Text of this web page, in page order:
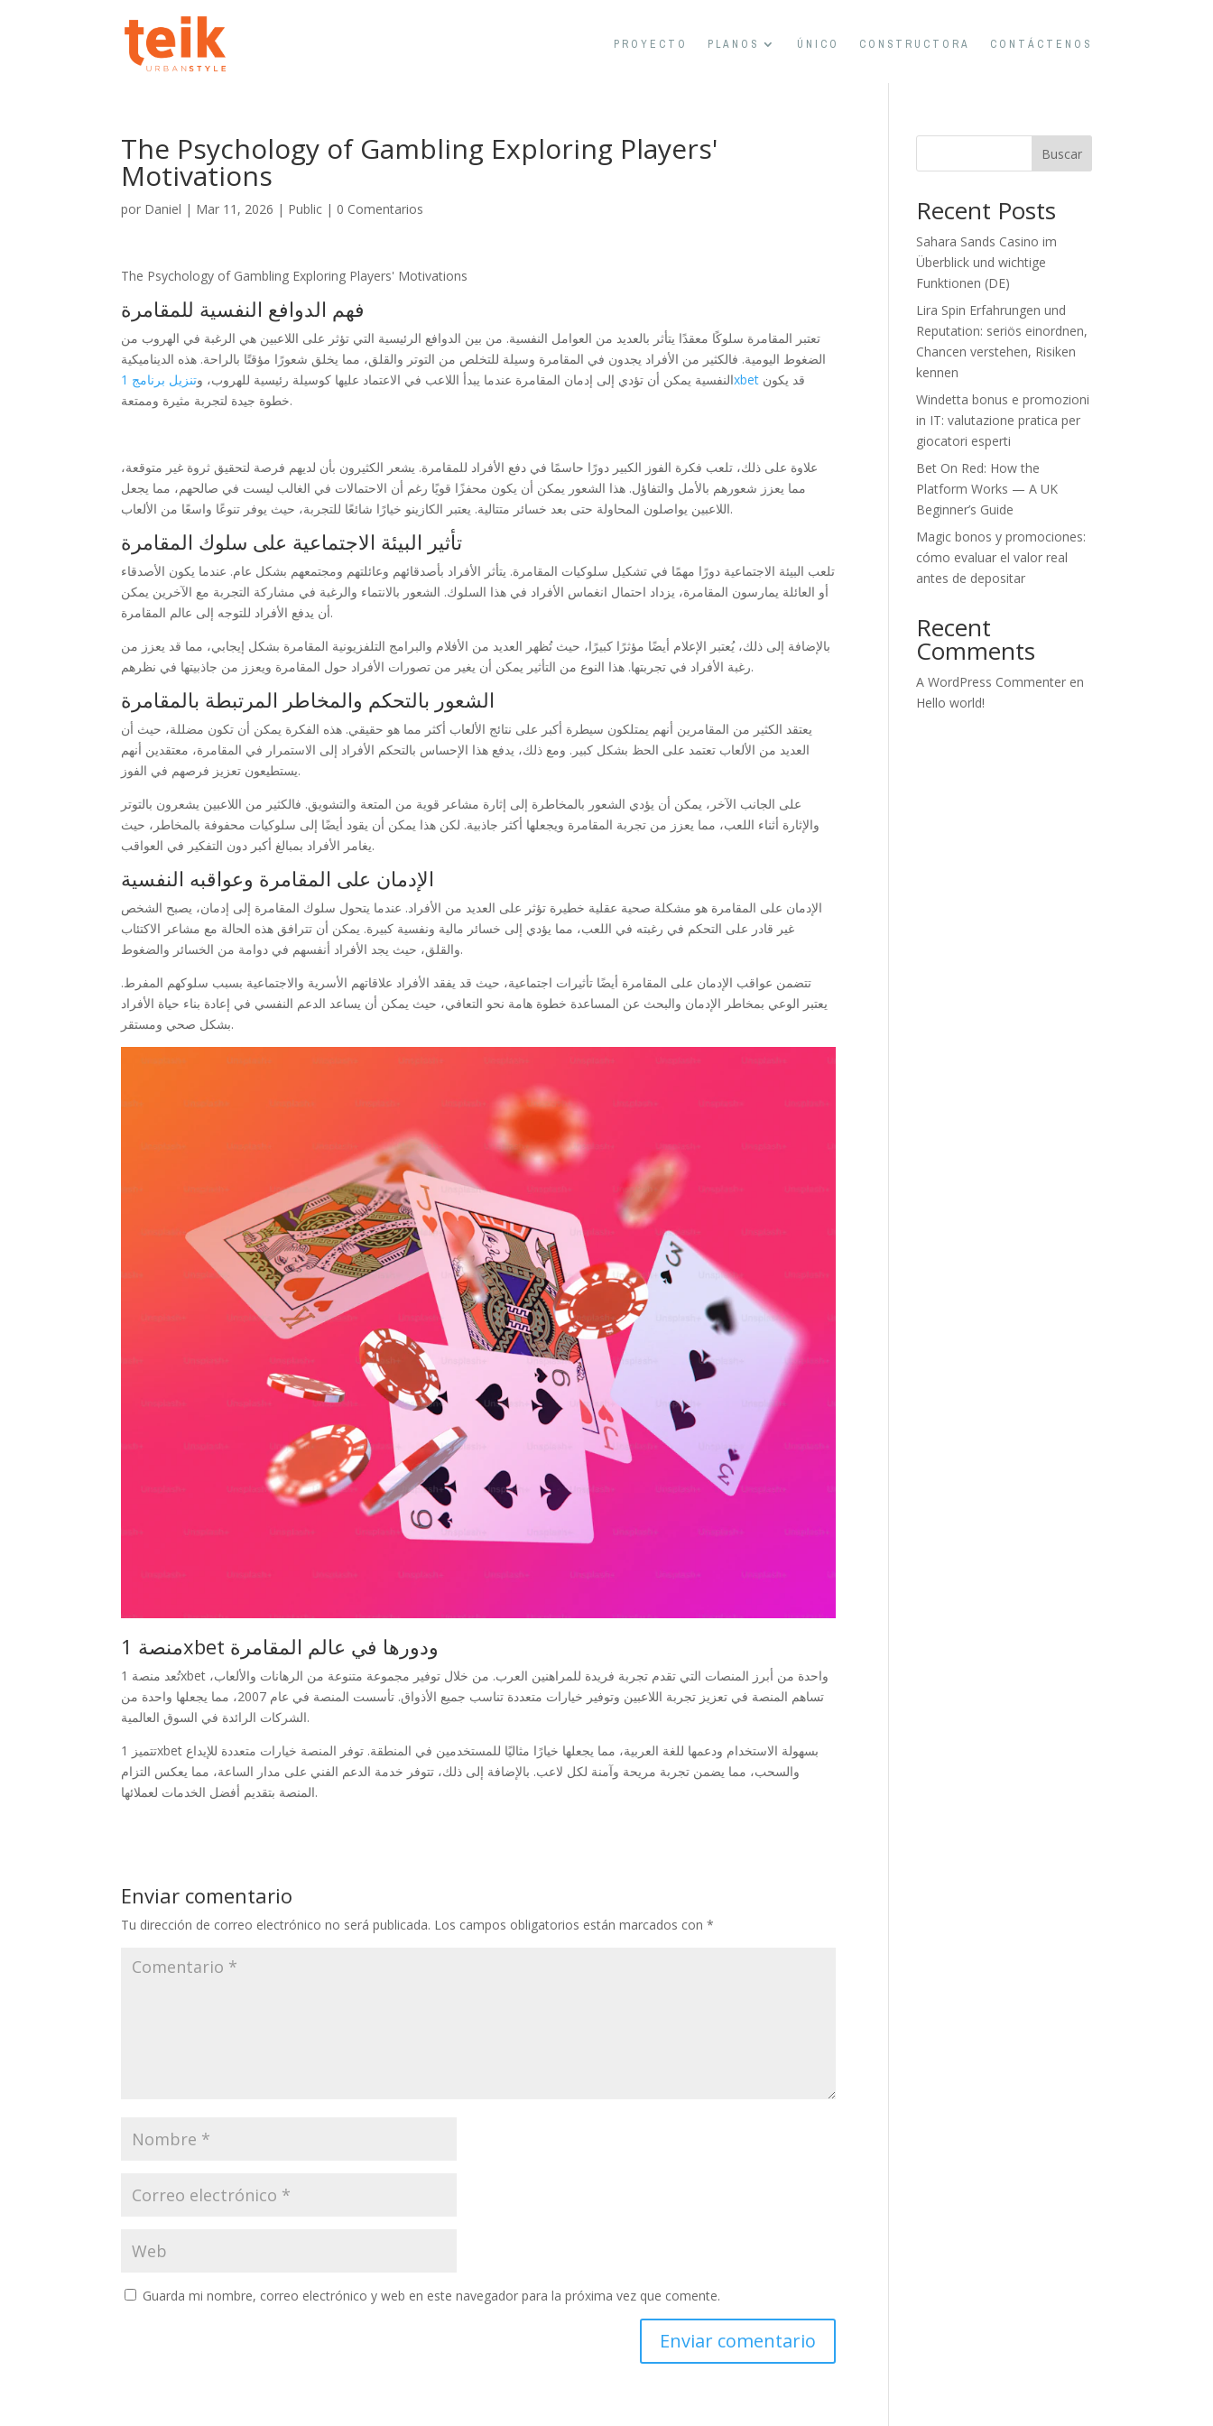
PROYECTO PLANOS ÚNICO CONSTRUCTORA CONTÁCTENOS
The Psychology of Gambling Exploring Players'
Motivations
por Daniel | Mar 11, 2026 | Public | 0 Comentarios
The Psychology of Gambling Exploring Players' Motivations
فهم الدوافع النفسية للمقامرة
تعتبر المقامرة سلوكًا معقدًا يتأثر بالعديد من العوامل النفسية. من بين الدوافع الرئيسية التي تؤثر على اللاعبين هي الرغبة في الهروب من
الضغوط اليومية. فالكثير من الأفراد يجدون في المقامرة وسيلة للتخلص من التوتر والقلق، مما يخلق شعورًا مؤقتًا بالراحة. هذه الديناميكية
النفسية يمكن أن تؤدي إلى إدمان المقامرة عندما يبدأ اللاعب في الاعتماد عليها كوسيلة رئيسية للهروب، وتنزيل برنامج 1xbet
خطوة جيدة لتجربة مثيرة وممتعة.
علاوة على ذلك، تلعب فكرة الفوز الكبير دورًا حاسمًا في دفع الأفراد للمقامرة. يشعر الكثيرون بأن لديهم فرصة لتحقيق ثروة غير متوقعة،
مما يعزز شعورهم بالأمل والتفاؤل. هذا الشعور يمكن أن يكون محفزًا قويًا رغم أن الاحتمالات في الغالب ليست في صالحهم، مما يجعل
اللاعبين يواصلون المحاولة حتى بعد خسائر متتالية. يعتبر الكازينو خيارًا شائعًا للتجربة، حيث يوفر تنوعًا واسعًا من الألعاب.
تأثير البيئة الاجتماعية على سلوك المقامرة
تلعب البيئة الاجتماعية دورًا مهمًا في تشكيل سلوكيات المقامرة. يتأثر الأفراد بأصدقائهم وعائلتهم ومجتمعهم بشكل عام. عندما يكون الأصدقاء
أو العائلة يمارسون المقامرة، يزداد احتمال انغماس الأفراد في هذا السلوك. الشعور بالانتماء والرغبة في مشاركة التجربة مع الآخرين يمكن
أن يدفع الأفراد للتوجه إلى عالم المقامرة.
بالإضافة إلى ذلك، يُعتبر الإعلام أيضًا مؤثرًا كبيرًا، حيث تُظهر العديد من الأفلام والبرامج التلفزيونية المقامرة بشكل إيجابي، مما قد يعزز من
رغبة الأفراد في تجربتها. هذا النوع من التأثير يمكن أن يغير من تصورات الأفراد حول المقامرة ويعزز من جاذبيتها في نظرهم.
الشعور بالتحكم والمخاطر المرتبطة بالمقامرة
يعتقد الكثير من المقامرين أنهم يمتلكون سيطرة أكبر على نتائج الألعاب أكثر مما هو حقيقي. هذه الفكرة يمكن أن تكون مضللة، حيث أن
العديد من الألعاب تعتمد على الحظ بشكل كبير. ومع ذلك، يدفع هذا الإحساس بالتحكم الأفراد إلى الاستمرار في المقامرة، معتقدين أنهم
يستطيعون تعزيز فرصهم في الفوز.
على الجانب الآخر، يمكن أن يؤدي الشعور بالمخاطرة إلى إثارة مشاعر قوية من المتعة والتشويق. فالكثير من اللاعبين يشعرون بالتوتر
والإثارة أثناء اللعب، مما يعزز من تجربة المقامرة ويجعلها أكثر جاذبية. لكن هذا يمكن أن يقود أيضًا إلى سلوكيات محفوفة بالمخاطر، حيث
يغامر الأفراد بمبالغ أكبر دون التفكير في العواقب.
الإدمان على المقامرة وعواقبه النفسية
الإدمان على المقامرة هو مشكلة صحية عقلية خطيرة تؤثر على العديد من الأفراد. عندما يتحول سلوك المقامرة إلى إدمان، يصبح الشخص
غير قادر على التحكم في رغبته في اللعب، مما يؤدي إلى خسائر مالية ونفسية كبيرة. يمكن أن تترافق هذه الحالة مع مشاعر الاكتئاب
والقلق، حيث يجد الأفراد أنفسهم في دوامة من الخسائر والضغوط.
تتضمن عواقب الإدمان على المقامرة أيضًا تأثيرات اجتماعية، حيث قد يفقد الأفراد علاقاتهم الأسرية والاجتماعية بسبب سلوكهم المفرط.
يعتبر الوعي بمخاطر الإدمان والبحث عن المساعدة خطوة هامة نحو التعافي، حيث يمكن أن يساعد الدعم النفسي في إعادة بناء حياة الأفراد
بشكل صحي ومستقر.
منصة 1xbet ودورها في عالم المقامرة
تُعد منصة 1xbet واحدة من أبرز المنصات التي تقدم تجربة فريدة للمراهنين العرب. من خلال توفير مجموعة متنوعة من الرهانات والألعاب،
تساهم المنصة في تعزيز تجربة اللاعبين وتوفير خيارات متعددة تناسب جميع الأذواق. تأسست المنصة في عام 2007، مما يجعلها واحدة من
الشركات الرائدة في السوق العالمية.
تتميز 1xbet بسهولة الاستخدام ودعمها للغة العربية، مما يجعلها خيارًا مثاليًا للمستخدمين في المنطقة. توفر المنصة خيارات متعددة للإيداع
والسحب، مما يضمن تجربة مريحة وآمنة لكل لاعب. بالإضافة إلى ذلك، تتوفر خدمة الدعم الفني على مدار الساعة، مما يعكس التزام
المنصة بتقديم أفضل الخدمات لعملائها.
Enviar comentario
Tu dirección de correo electrónico no será publicada. Los campos obligatorios están marcados con*
Guarda mi nombre, correo electrónico y web en este navegador para la próxima vez que comente.
Buscar
Recent Posts
Sahara Sands Casino im
Überblick und wichtige
Funktionen (DE)
Lira Spin Erfahrungen und
Reputation: seriös einordnen,
Chancen verstehen, Risiken
kennen
Windetta bonus e promozioni
in IT: valutazione pratica per
giocatori esperti
Bet On Red: How the
Platform Works — A UK
Beginner’s Guide
Magic bonos y promociones:
cómo evaluar el valor real
antes de depositar
Recent
Comments
A WordPress Commenter en
Hello world!